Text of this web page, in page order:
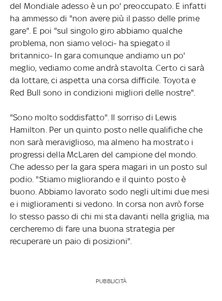
del Mondiale adesso è un po' preoccupato. E infatti
ha ammesso di "non avere più il passo delle prime
gare". E poi "sul singolo giro abbiamo qualche
problema, non siamo veloci- ha spiegato il
britannico- In gara comunque andiamo un po'
meglio, vediamo come andrà stavolta. Certo ci sarà
da lottare, ci aspetta una corsa difficile. Toyota e
Red Bull sono in condizioni migliori delle nostre".
"Sono molto soddisfatto". Il sorriso di Lewis
Hamilton. Per un quinto posto nelle qualifiche che
non sarà meraviglioso, ma almeno ha mostrato i
progressi della McLaren del campione del mondo.
Che adesso per la gara spera magari in un posto sul
podio. "Stiamo migliorando e il quinto posto è
buono. Abbiamo lavorato sodo negli ultimi due mesi
e i miglioramenti si vedono. In corsa non avrò forse
lo stesso passo di chi mi sta davanti nella griglia, ma
cercheremo di fare una buona strategia per
recuperare un paio di posizioni".
PUBBLICITÀ